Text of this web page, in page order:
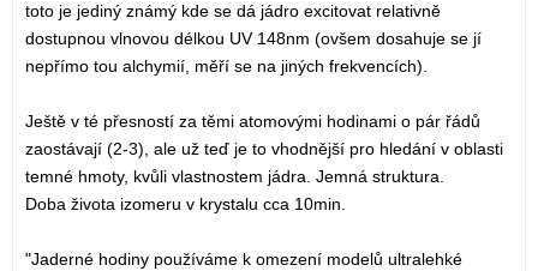
toto je jediný známý kde se dá jádro excitovat relativně
dostupnou vlnovou délkou UV 148nm (ovšem dosahuje se jí
nepřímo tou alchymií, měří se na jiných frekvencích).
Ještě v té přesností za těmi atomovými hodinami o pár řádů
zaostávají (2-3), ale už teď je to vhodnější pro hledání v oblasti
temné hmoty, kvůli vlastnostem jádra. Jemná struktura.
Doba života izomeru v krystalu cca 10min.
"Jaderné hodiny používáme k omezení modelů ultralehké